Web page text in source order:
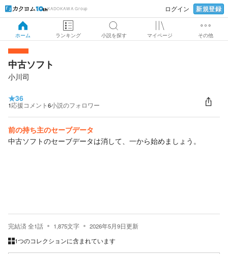
KADOKAWA Group ログイン 新規登録
ホーム ランキング 小説を探す マイページ その他
中古ソフト
小川司
★36
1応援コメント6小説のフォロワー
前の持ち主のセーブデータ
中古ソフトのセーブデータは消して、一から始めましょう。
完結済全1話 1,875文字 2026年5月9日更新
1つのコレクションに含まれています